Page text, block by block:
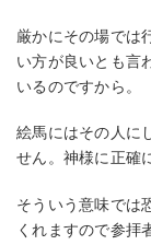
厳かにその場では
い方が良いとも言
いるのですから。
絵馬にはその人に
せん。神様に正確
そういう意味では
くれますので参拝